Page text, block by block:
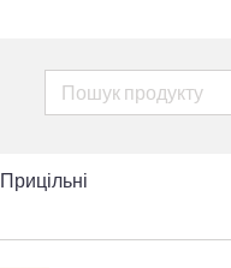
Прицільні